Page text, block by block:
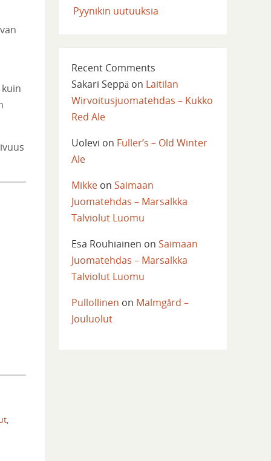
,
Pyynikin uutuuksia
Recent Comments
Sakari Seppäon Laitilan
Wirvoitusjuomatehdas – Kukko
Red Ale
Uolevi on Fuller’s – Old Winter
Ale
Mikkeon Saimaan
Juomatehdas – Marsalkka
Talviolut Luomu
Esa Rouhiainen on Saimaan
Juomatehdas – Marsalkka
Talviolut Luomu
Pullollinen on Malmgård –
Jouluolut